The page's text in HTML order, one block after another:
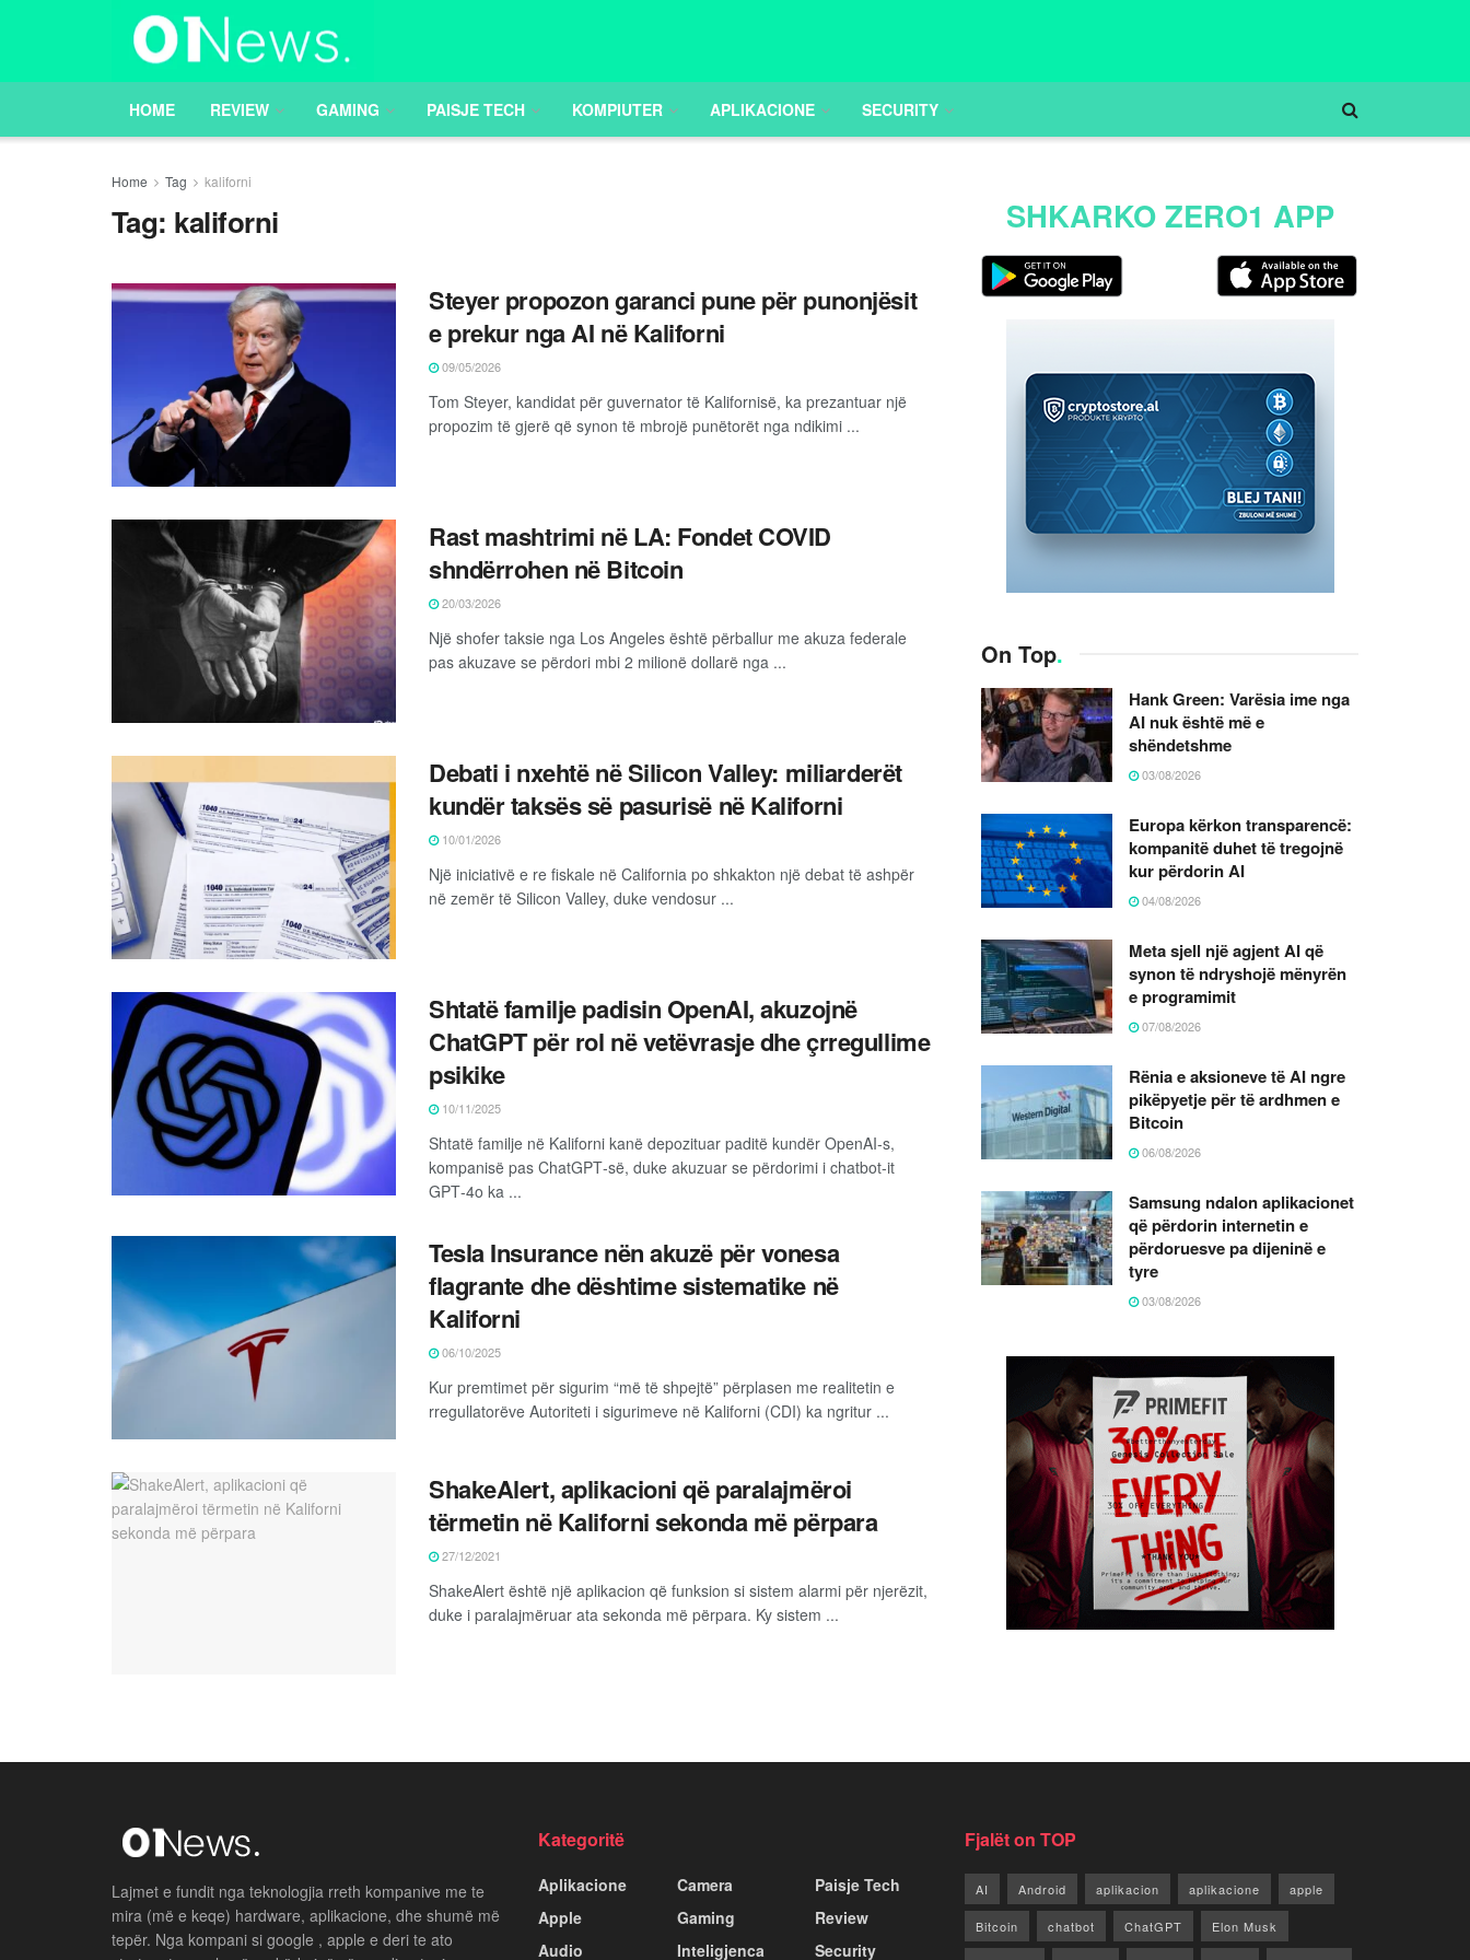
HOME REVIEW GAMING PAISJE TECH KOMPIUTER APLIKACIONE SECURITY
Home Tag kaliforni
Tag: kaliforni
Steyer propozon garanci pune për punonjësit
e prekur nga AI në Kaliforni
09/05/2026
Tom Steyer, kandidat për guvernator të Kalifornisë, ka prezantuar një
propozim të gjerë që synon të mbrojë punëtorët nga ndikimi ...
Rast mashtrimi në LA: Fondet COVID
shndërrohen në Bitcoin
20/03/2026
Një shofer taksie nga Los Angeles është përballur me akuza federale
pas akuzave se përdori mbi 2 milionë dollarë nga ...
Debati i nxehtë në Silicon Valley: miliarderët
kundër taksës së pasurisë në Kaliforni
10/01/2026
Një iniciativë e re fiskale në California po shkakton një debat të ashpër
në zemër të Silicon Valley, duke vendosur ...
Shtatë familje padisin OpenAI, akuzojnë
ChatGPT për rol në vetëvrasje dhe çrregullime
psikike
10/11/2025
Shtatë familje në Kaliforni kanë depozituar paditë kundër OpenAI‑s,
kompanisë pas ChatGPT‑së, duke akuzuar se përdorimi i chatbot-it
GPT‑4o ka ...
Tesla Insurance nën akuzë për vonesa
flagrante dhe dështime sistematike në
Kaliforni
06/10/2025
Kur premtimet për sigurim “më të shpejtë” përplasen me realitetin e
rregullatorëve Autoriteti i sigurimeve në Kaliforni (CDI) ka ngritur ...
ShakeAlert, aplikacioni që paralajmëroi
tërmetin në Kaliforni sekonda më përpara
27/12/2021
ShakeAlert është një aplikacion që funksion si sistem alarmi për njerëzit,
duke i paralajmëruar ata sekonda më përpara. Ky sistem ...
SHKARKO ZERO1 APP
On Top.
Hank Green: Varësia ime nga
AI nuk është më e
shëndetshme
03/08/2026
Europa kërkon transparencë:
kompanitë duhet të tregojnë
kur përdorin AI
04/08/2026
Meta sjell një agjent AI që
synon të ndryshojë mënyrën
e programimit
07/08/2026
Rënia e aksioneve të AI ngre
pikëpyetje për të ardhmen e
Bitcoin
06/08/2026
Samsung ndalon aplikacionet
që përdorin internetin e
përdoruesve pa dijeninë e
tyre
03/08/2026
Lajmet e fundit nga teknologjia rreth kompanive me te
mira (më e keqe) hardware, aplikacione, dhe shumë më
tepër. Nga kompani si google , apple e deri te ato
Kategoritë
Aplikacione
Apple
Audio
Camera
Gaming
Inteligjenca
Paisje Tech
Review
Security
Fjalët on TOP
AI Android aplikacion aplikacione apple
Bitcoin chatbot ChatGPT Elon Musk